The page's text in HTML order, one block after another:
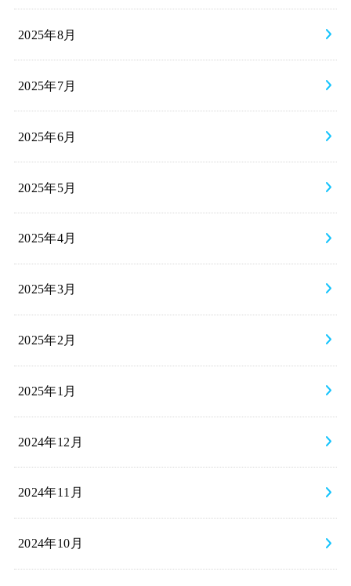
2025年8月
2025年7月
2025年6月
2025年5月
2025年4月
2025年3月
2025年2月
2025年1月
2024年12月
2024年11月
2024年10月